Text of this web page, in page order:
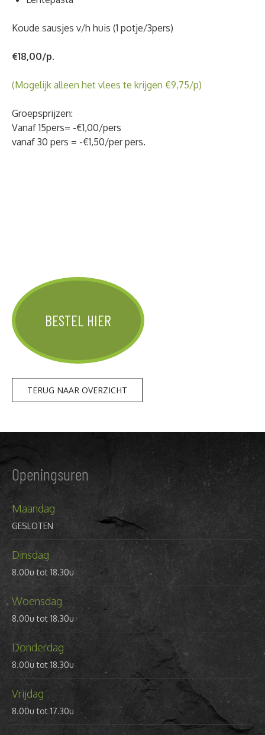
Koude sausjes v/h huis (1 potje/3pers)
€18,00/p.
(Mogelijk alleen het vlees te krijgen €9,75/p)
Groepsprijzen:
Vanaf 15pers= -€1,00/pers
vanaf 30 pers = -€1,50/per pers.
BESTEL HIER
TERUG NAAR OVERZICHT
Openingsuren
Maandag
GESLOTEN
Dinsdag
8.00u tot 18.30u
Woensdag
8.00u tot 18.30u
Donderdag
8.00u tot 18.30u
Vrijdag
8.00u tot 17.30u